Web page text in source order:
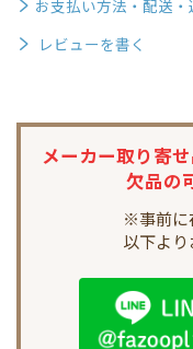
お支払い方法・配送
レビューを書く
メーカー取り寄せ
欠品の
※事前に
以下より